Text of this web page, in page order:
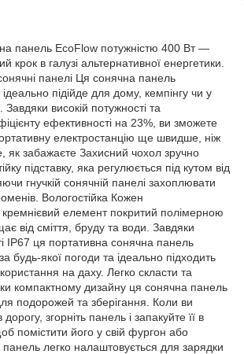
панель EcoFlow потужністю 400 Вт —
крок в галузі альтернативної енергетики.
панелі Ця сонячна панель
підійде для дому, кемпінгу чи у
Завдяки високій потужності та
ефективності на 23%, ви зможете
електростанцію ще швидше, ніж
як забажаєте Захисний чохол зручно
підставку, яка регулюється під кутом від
гнучкій сонячній панелі захоплювати
Вологостійка Кожен
кремнієвий елемент покритий полімерною
від сміття, бруду та води. Завдяки
IP67 ця портативна сонячна панель
будь-якої погоди та ідеально підходить
на даху. Легко скласти та
компактному дизайну ця сонячна панель
подорожей та зберігання. Коли ви
згорніть панель і запакуйте її в
помістити його у свій фургон або
легко налаштовується для зарядки